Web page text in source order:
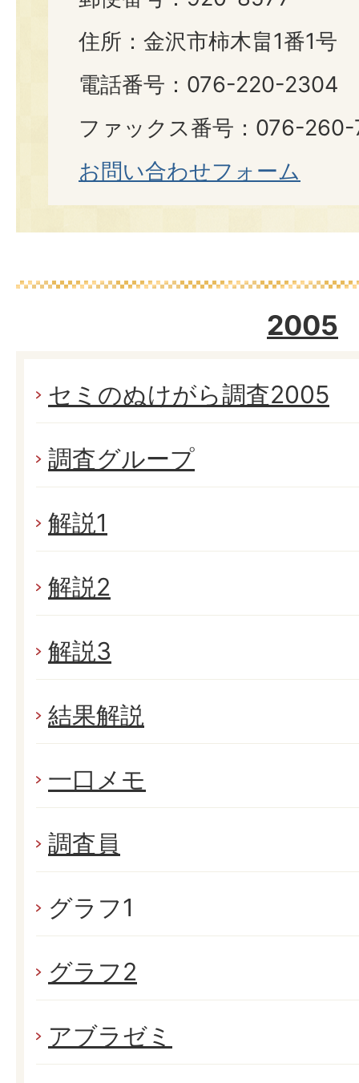
住所：金沢市柿木畠1番1号
電話番号：076-220-2304
ファックス番号：076-
お問い合わせフォーム
2005
セミのぬけがら調査2005
調査グループ
解説1
解説2
解説3
結果解説
一口メモ
調査員
グラフ1
グラフ2
アブラゼミ